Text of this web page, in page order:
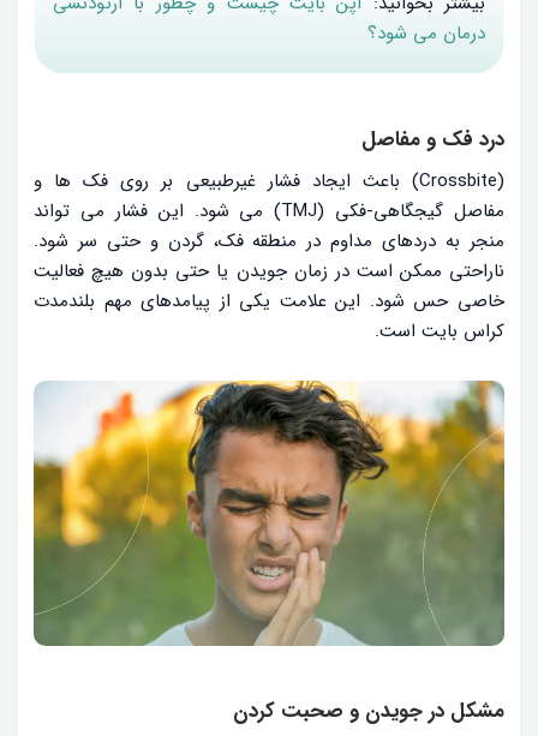
درمان می شود؟
درد فک و مفاصل
(Crossbite) باعث ایجاد فشار غیرطبیعی بر روی فک ها و
مفاصل گیجگاهی-فکی (TMJ) می شود. این فشار می تواند
منجر به دردهای مداوم در منطقه فک، گردن و حتی سر شود.
ناراحتی ممکن است در زمان جویدن یا حتی بدون هیچ فعالیت
خاصی حس شود. این علامت یکی از پیامدهای مهم بلندمدت
کراس بایت است.
مشکل در جویدن و صحبت کردن